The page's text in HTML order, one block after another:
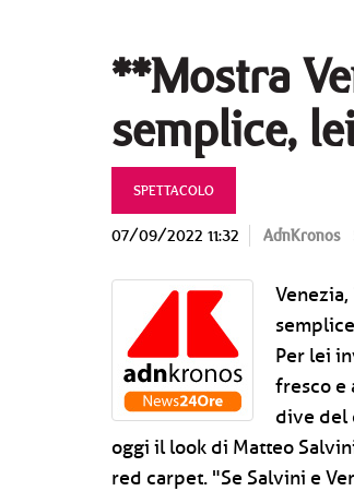
**Mostra
semplice,
SPETTACOLO
07/09/2022 11:32 AdnKronos
Per lei
fresco e
dive del
oggi il look di Matteo
red carpet. "Se Salvini e